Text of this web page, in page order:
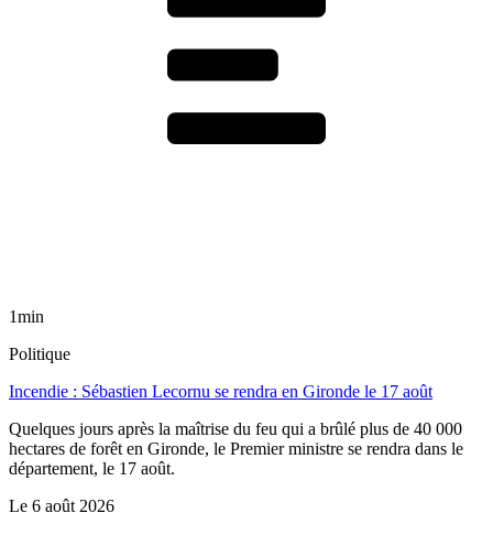
1min
Politique
Incendie : Sébastien Lecornu se rendra en Gironde le 17 août
Quelques jours après la maîtrise du feu qui a brûlé plus de 40 000
hectares de forêt en Gironde, le Premier ministre se rendra dans le
département, le 17 août.
Le 6 août 2026